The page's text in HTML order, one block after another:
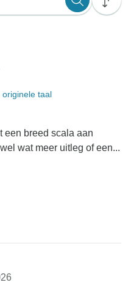
originele taal
een breed scala aan
wat meer uitleg of een...